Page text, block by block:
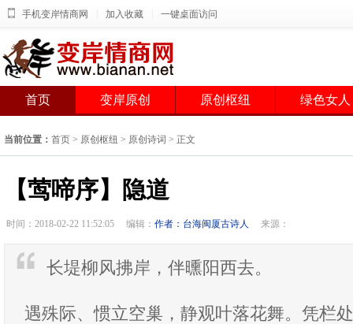
手机变岸情商网 加入收藏 一键桌面访问
首页 变岸原创 原创枢纽 绿色女人
当前位置： 首页 > 原创枢纽 > 原创诗词 > 正文
【莺啼序】隐道
时间：2018-02-22 11:52:05 编辑： 作者：台海闽厦古诗人 来源：
长堤柳风拂岸，伴曛阳西去。
遇殊际、惯立空巢，静观叶落花舞。凭栏